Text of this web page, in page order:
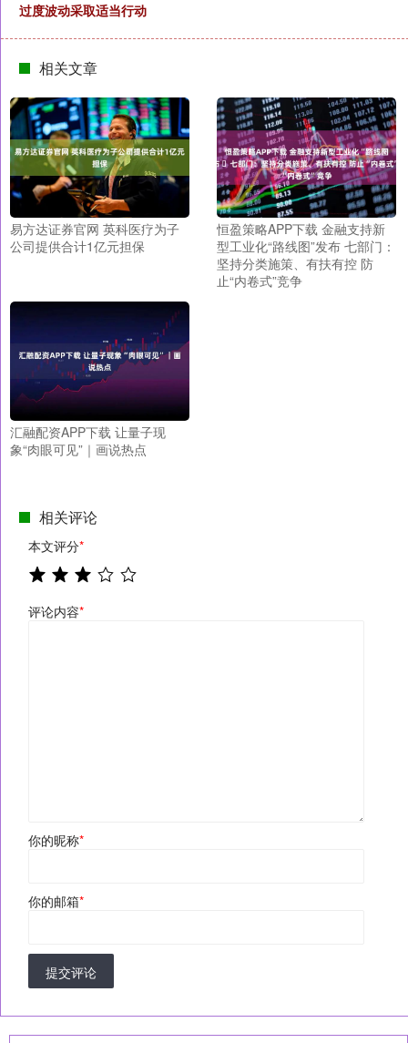
过度波动采取适当行动
相关文章
易方达证券官网 英科医疗为子
公司提供合计1亿元担保
恒盈策略APP下载 金融支持新
型工业化“路线图”发布 ​七部门：
坚持分类施策、有扶有控 防
止“内卷式”竞争
汇融配资APP下载 让量子现
象“肉眼可见”｜画说热点
相关评论
本文评分*
评论内容*
你的昵称*
你的邮箱*
提交评论